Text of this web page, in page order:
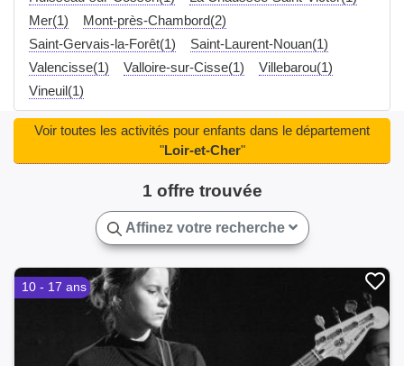
Mer(1)
Mont-près-Chambord(2)
Saint-Gervais-la-Forêt(1)
Saint-Laurent-Nouan(1)
Valencisse(1)
Valloire-sur-Cisse(1)
Villebarou(1)
Vineuil(1)
1 offre trouvée
Voir toutes les activités pour enfants dans le département
"Loir-et-Cher"
Affinez votre recherche
10 - 17 ans